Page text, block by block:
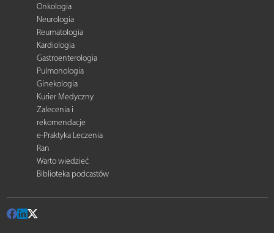
Onkologia
Neurologia
Reumatologia
Kardiologia
Gastroenterologia
Pulmonologia
Ginekologia
Kurier Medyczny
Zalecenia i
rekomendacje
e-Praktyka Leczenia
Ran
Warto wiedzieć
Biblioteka podcastów